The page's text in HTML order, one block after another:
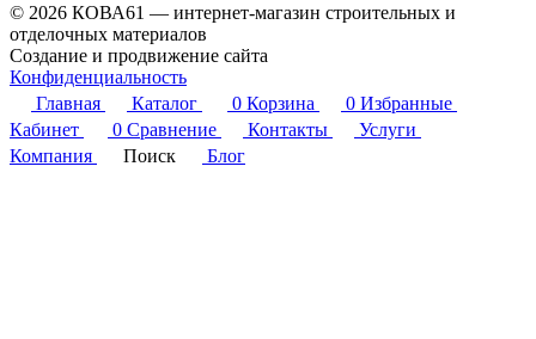
© 2026 КОВА61 — интернет-магазин строительных и
отделочных материалов
Создание и продвижение сайта
Конфиденциальность
Главная
Каталог 0 Корзина 0 Избранные
Кабинет
0 Сравнение Контакты
Услуги
Компания
Поиск Блог